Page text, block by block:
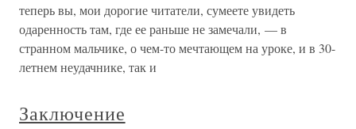
теперь вы, мои дорогие читатели, сумеете увидеть
одаренность там, где ее раньше не замечали, — в
странном мальчике, о чем-то мечтающем на уроке, и в 30-
летнем неудачнике, так и
Заключение